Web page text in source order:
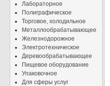
Лабораторное
Полиграфическое
Торговое, холодильное
Металлообрабатывающее
Железнодорожное
Электротехническое
Деревообрабатывающее
Пищевое оборудование
Упаковочное
Для сферы услуг